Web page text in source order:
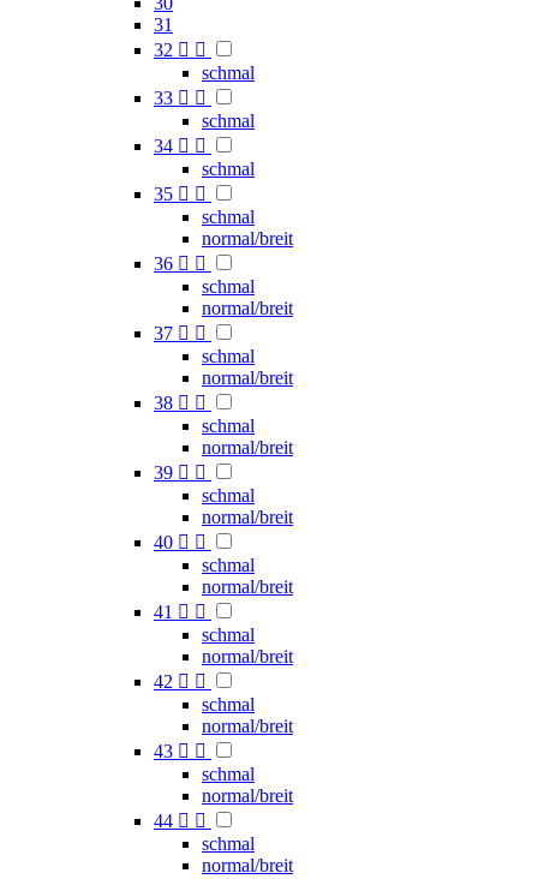
31
32  
schmal
33  
schmal
34  
schmal
35  
schmal
normal/breit
36  
schmal
normal/breit
37  
schmal
normal/breit
38  
schmal
normal/breit
39  
schmal
normal/breit
40  
schmal
normal/breit
41  
schmal
normal/breit
42  
schmal
normal/breit
43  
schmal
normal/breit
44  
schmal
normal/breit